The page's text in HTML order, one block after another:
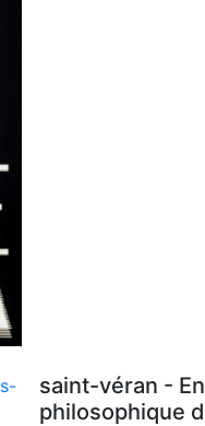
saint-véran -
philosophique